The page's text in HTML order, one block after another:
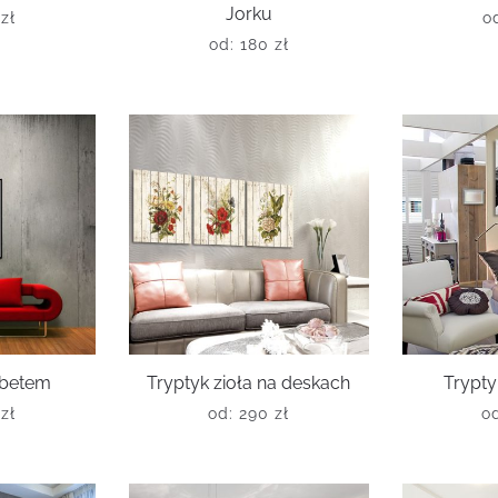
zł Jorku
od: 180 zł
zł
Tryptyk zioła na deskach
od: 290zł